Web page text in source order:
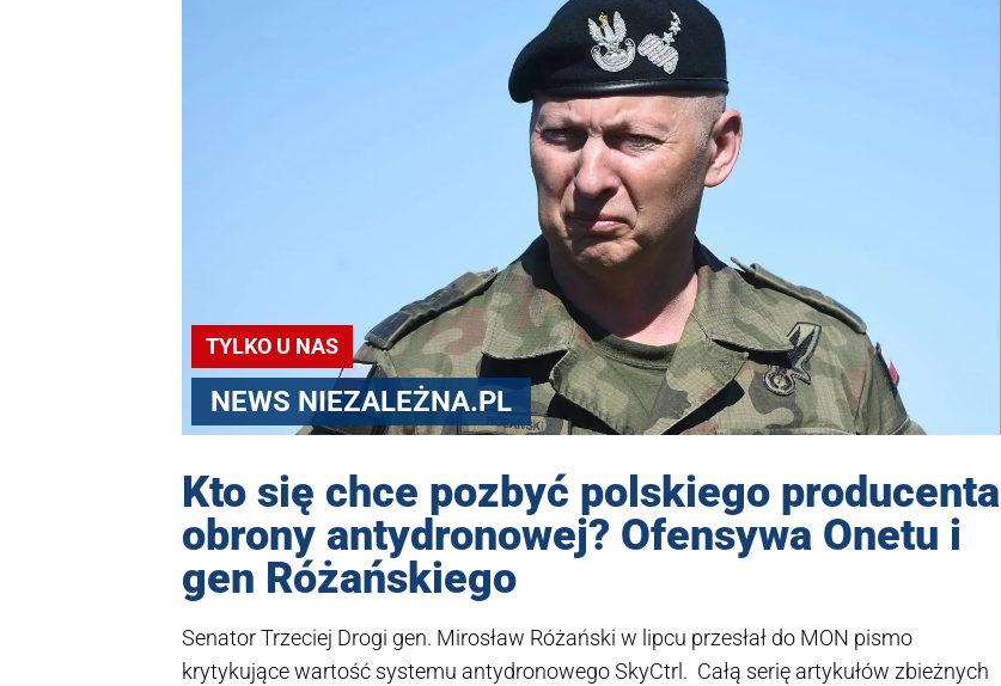
TYLKO U NAS
NEWS NIEZALEŻNA.PL
Kto się chce pozbyć polskiego producenta
obrony antydronowej? Ofensywa Onetu i
gen Różańskiego
Senator Trzeciej Drogi gen. Mirosław Różański w lipcu przesłał do MON pismo
krytykujące wartość systemu antydronowego SkyCtrl. Całą serię artykułów zbieżnych